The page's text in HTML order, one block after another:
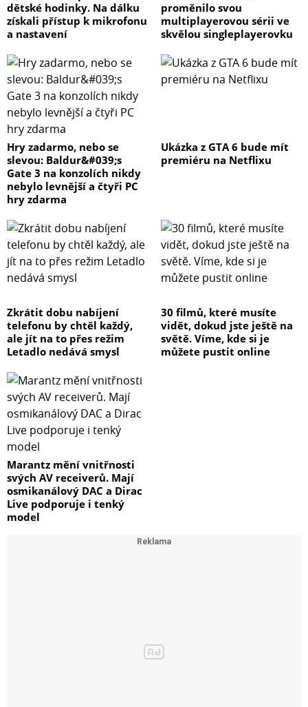
dětské hodinky. Na dálku
získali přístup k mikrofonu
a nastavení
proměnilo svou
multiplayerovou sérii ve
skvělou singleplayerovku
Hry zadarmo, nebo se
slevou: Baldur&#039;s
Gate 3 na konzolích nikdy
nebylo levnější a čtyři PC
hry zdarma
Ukázka z GTA 6 bude mít
premiéru na Netflixu
Zkrátit dobu nabíjení
telefonu by chtěl každý,
ale jít na to přes režim
Letadlo nedává smysl
30 filmů, které musíte
vidět, dokud jste ještě na
světě. Víme, kde si je
můžete pustit online
Marantz mění vnitřnosti
svých AV receiverů. Mají
osmikanálový DAC a Dirac
Live podporuje i tenký
model